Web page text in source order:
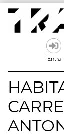
Skip
content
Un mapa de
Entra